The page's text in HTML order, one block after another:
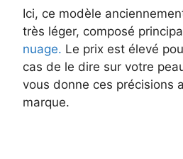
Ici, ce modèle
très léger, composé
nuage. Le prix est élevé
cas de le dire sur votre
vous donne ces précisions
marque.